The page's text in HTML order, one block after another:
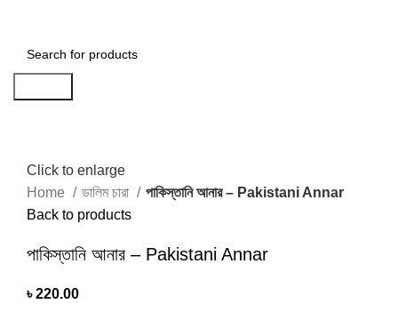
Click to enlarge
Home
ডালিম চারা
পাকিস্তানি আনার – Pakistani Annar
Back to products
পাকিস্তানি আনার – Pakistani Annar
৳220.00